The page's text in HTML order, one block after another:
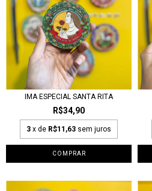
IMA ESPECIAL SANTA RITA
R$34,90
3 x de R$11,63 sem juros